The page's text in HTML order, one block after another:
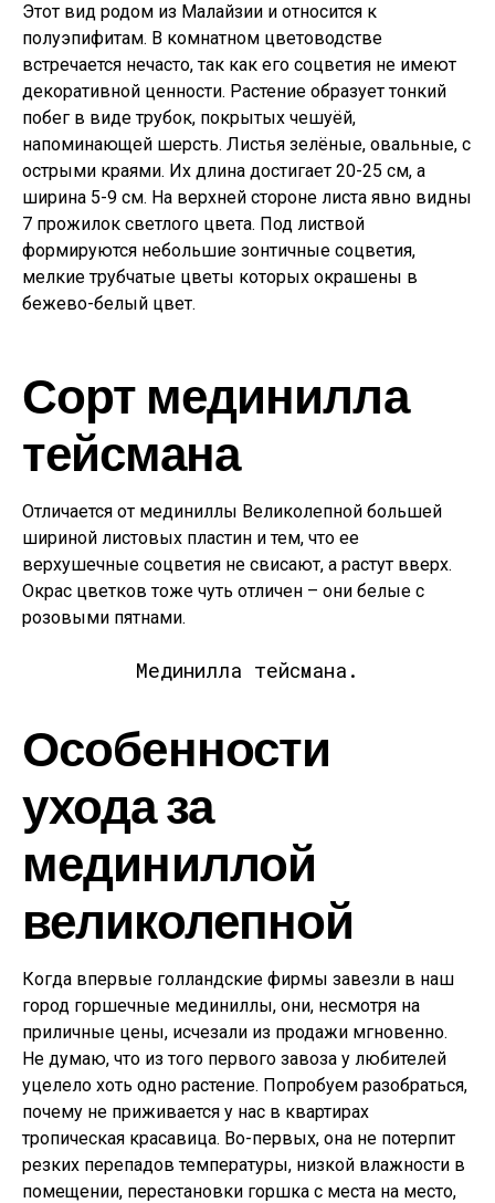
Этот вид родом из Малайзии и относится к
полуэпифитам. В комнатном цветоводстве
встречается нечасто, так как его соцветия не имеют
декоративной ценности. Растение образует тонкий
побег в виде трубок, покрытых чешуёй,
напоминающей шерсть. Листья зелёные, овальные, с
острыми краями. Их длина достигает 20-25 см, а
ширина 5-9 см. На верхней стороне листа явно видны
7 прожилок светлого цвета. Под листвой
формируются небольшие зонтичные соцветия,
мелкие трубчатые цветы которых окрашены в
бежево-белый цвет.
Сорт мединилла
тейсмана
Отличается от мединиллы Великолепной большей
шириной листовых пластин и тем, что ее
верхушечные соцветия не свисают, а растут вверх.
Окрас цветков тоже чуть отличен – они белые с
розовыми пятнами.
Мединилла тейсмана.
Особенности
ухода за
мединиллой
великолепной
Когда впервые голландские фирмы завезли в наш
город горшечные мединиллы, они, несмотря на
приличные цены, исчезали из продажи мгновенно.
Не думаю, что из того первого завоза у любителей
уцелело хоть одно растение. Попробуем разобраться,
почему не приживается у нас в квартирах
тропическая красавица. Во-первых, она не потерпит
резких перепадов температуры, низкой влажности в
помещении, перестановки горшка с места на место,